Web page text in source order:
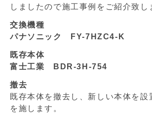
しましたので施工事例をご紹介致し
交換機種
パナソニック FY-7HZC4-K
既存本体
富士工業 BDR-3H-754
撤去
既存本体を撤去し、新しい本体を設
を施します。